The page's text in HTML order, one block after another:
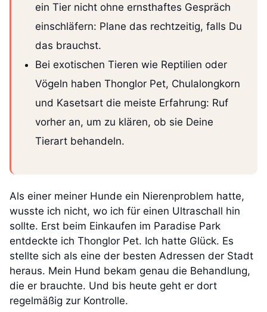
ein Tier nicht ohne ernsthaftes Gespräch
einschläfern: Plane das rechtzeitig, falls Du
das brauchst.
Bei exotischen Tieren wie Reptilien oder
Vögeln haben Thonglor Pet, Chulalongkorn
und Kasetsart die meiste Erfahrung: Ruf
vorher an, um zu klären, ob sie Deine
Tierart behandeln.
Als einer meiner Hunde ein Nierenproblem hatte,
wusste ich nicht, wo ich für einen Ultraschall hin
sollte. Erst beim Einkaufen im Paradise Park
entdeckte ich Thonglor Pet. Ich hatte Glück. Es
stellte sich als eine der besten Adressen der Stadt
heraus. Mein Hund bekam genau die Behandlung,
die er brauchte. Und bis heute geht er dort
regelmäßig zur Kontrolle.